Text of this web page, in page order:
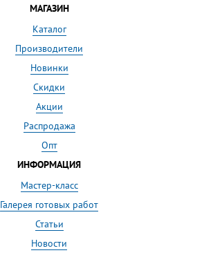
МАГАЗИН
Каталог
Производители
Новинки
Скидки
Акции
Распродажа
Опт
ИНФОРМАЦИЯ
Мастер-класс
Галерея готовых работ
Статьи
Новости